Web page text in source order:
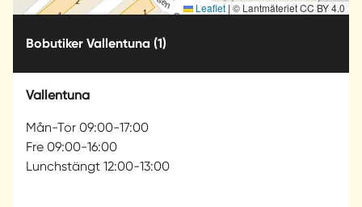
Leaflet | © Lantmäteriet CC BY 4.0
Bobutiker Vallentuna (1)
Vallentuna
Mån-Tor 09:00-17:00
Fre 09:00-16:00
Lunchstängt 12:00-13:00